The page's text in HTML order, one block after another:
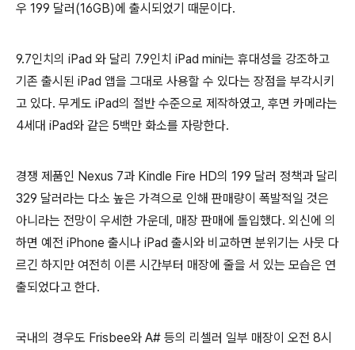
우 199 달러(16GB)에 출시되었기 때문이다.
9.7인치의 iPad 와 달리 7.9인치 iPad mini는 휴대성을 강조하고
기존 출시된 iPad 앱을 그대로 사용할 수 있다는 장점을 부각시키
고 있다. 무게도 iPad의 절반 수준으로 제작하였고, 후면 카메라는
4세대 iPad와 같은 5백만 화소를 자랑한다.
경쟁 제품인 Nexus 7과 Kindle Fire HD의 199 달러 정책과 달리
329 달러라는 다소 높은 가격으로 인해 판매량이 폭발적일 것은
아니라는 전망이 우세한 가운데, 매장 판매에 돌입했다. 외신에 의
하면 예전 iPhone 출시나 iPad 출시와 비교하면 분위기는 사뭇 다
르긴 하지만 여전히 이른 시간부터 매장에 줄을 서 있는 모습은 연
출되었다고 한다.
국내의 경우도 Frisbee와 A# 등의 리셀러 일부 매장이 오전 8시